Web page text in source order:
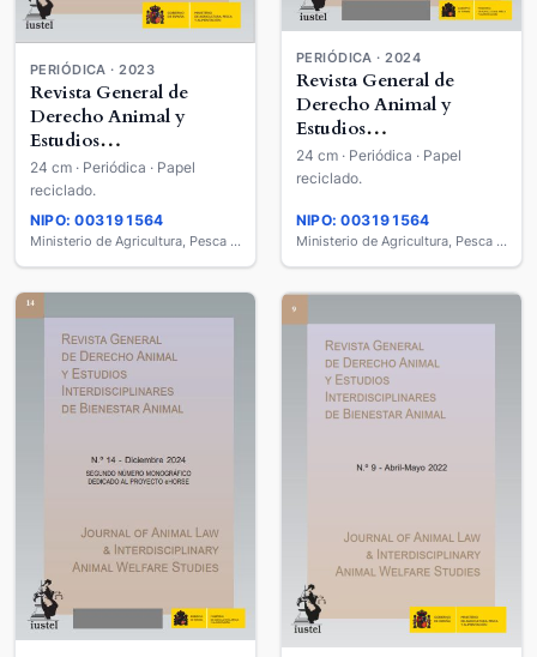
PERIÓDICA · 2023
Revista General de
Derecho Animal y
Estudios
Interdisciplinares de
Bienestar Animal =
Journal of Animal Law &
Interdisciplinary Animal
Welfare Studies
24 cm · Periódica · Papel
reciclado.
NIPO: 003191564
Ministerio de Agricultura, Pesca y Alimentación
PERIÓDICA · 2024
Revista General de
Derecho Animal y
Estudios
Interdisciplinares de
Bienestar Animal =
Interdisciplinary Animal
Welfare Studies
24 cm · Periódica · Papel
reciclado.
NIPO: 003191564
Ministerio de Agricultura, Pesca y Alimentación